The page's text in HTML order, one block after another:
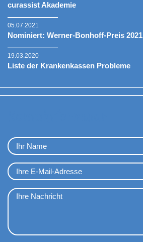
curassist Akademie
05.07.2021
Nominiert: Werner-Bonhoff-Preis 2021
19.03.2020
Liste der Krankenkassen Probleme